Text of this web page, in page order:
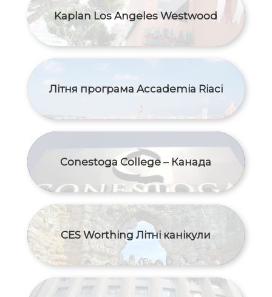
Kaplan Los Angeles Westwood
Літня програма Accademia Riaci
Conestoga College – Канада
CES Worthing Літні канікули